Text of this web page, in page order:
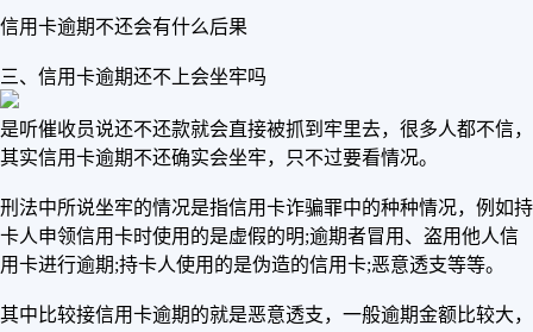
信用卡逾期不还会有什么后果
三、信用卡逾期还不上会坐牢吗
是听催收员说还不还款就会直接被抓到牢里去，很多人都不信，
其实信用卡逾期不还确实会坐牢，只不过要看情况。
刑法中所说坐牢的情况是指信用卡诈骗罪中的种种情况，例如持
卡人申领信用卡时使用的是虚假的明;逾期者冒用、盗用他人信
用卡进行逾期;持卡人使用的是伪造的信用卡;恶意透支等等。
其中比较接信用卡逾期的就是恶意透支，一般逾期金额比较大，